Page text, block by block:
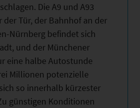
Die A9 und A93
der Tür, der Bahnhof an der
Nürnberg befindet sich
und der Münchener
eine halbe Autostunde
Millionen potenzielle
so innerhalb kürzester
günstigen Konditionen